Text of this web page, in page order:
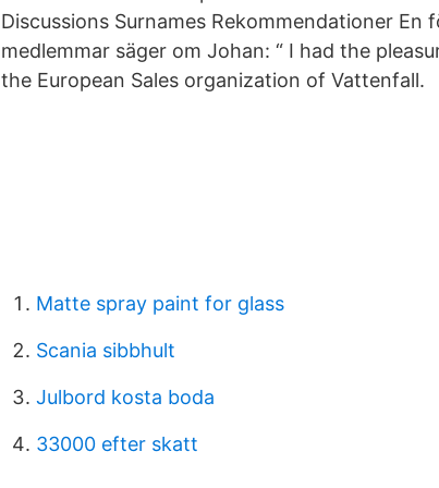
Discussions Surnames Rekommendationer
medlemmar säger om Johan: “ I had the
the European Sales organization of Vattenfall.
Matte spray paint for glass
Scania sibbhult
Julbord kosta boda
33000 efter skatt